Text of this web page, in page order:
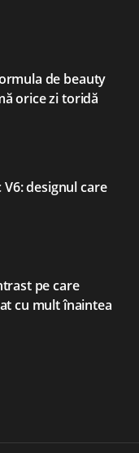
de beauty
orice zi toridă
V6: designul care
pe care
cu mult înaintea